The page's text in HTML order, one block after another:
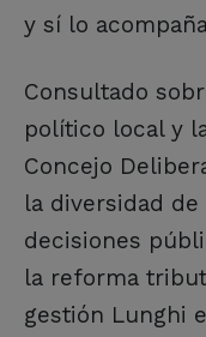
y sí lo
Consultado
político local y
Concejo
la diversidad
decisiones
la reforma
gestión Lunghi